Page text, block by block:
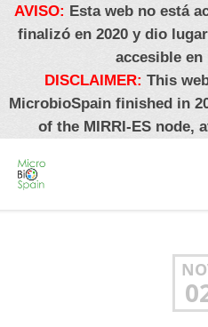
AVISO: Esta web no está
finalizó en 2020 y dio
accesible en
DISCLAIMER: This
MicrobioSpain finished in
of the MIRRI-ES node,